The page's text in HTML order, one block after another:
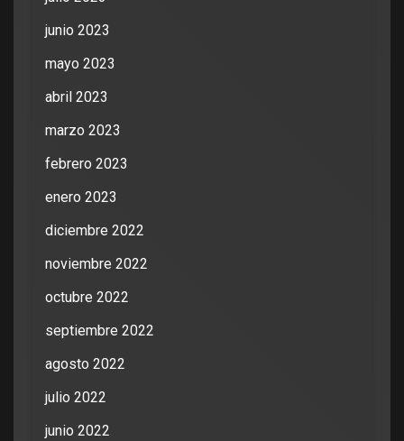
junio 2023
mayo 2023
abril 2023
marzo 2023
febrero 2023
enero 2023
diciembre 2022
noviembre 2022
octubre 2022
septiembre 2022
agosto 2022
julio 2022
junio 2022